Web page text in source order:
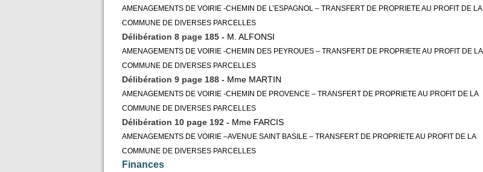
AMENAGEMENTS DE VOIRIE -CHEMIN DE L’ESPAGNOL – TRANSFERT DE PROPRIETE AU PROFIT DE LA
COMMUNE DE DIVERSES PARCELLES
Délibération 8 page 185 - M. ALFONSI
AMENAGEMENTS DE VOIRIE -CHEMIN DES PEYROUES – TRANSFERT DE PROPRIETE AU PROFIT DE LA
COMMUNE DE DIVERSES PARCELLES
Délibération 9 page 188 - Mme MARTIN
AMENAGEMENTS DE VOIRIE -CHEMIN DE PROVENCE – TRANSFERT DE PROPRIETE AU PROFIT DE LA
COMMUNE DE DIVERSES PARCELLES
Délibération 10 page 192 - Mme FARCIS
AMENAGEMENTS DE VOIRIE –AVENUE SAINT BASILE – TRANSFERT DE PROPRIETE AU PROFIT DE LA
COMMUNE DE DIVERSES PARCELLES
Finances